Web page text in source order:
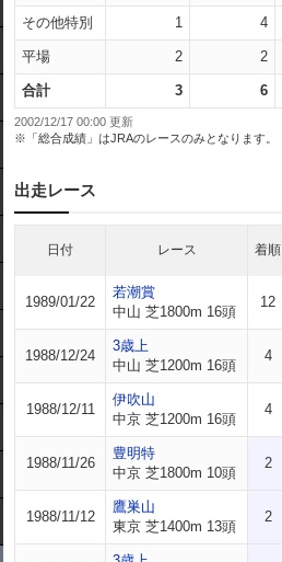
その他特別 1 4
平場 2 2
合計 3 6
2002/12/17 00:00 更新
※「総合成績」はJRAのレースのみとなります。
出走レース
日付 レース 着順
1989/01/22
若潮賞
中山 芝1800m 16頭
12
1988/12/24
3歳上
中山 芝1200m 16頭
4
1988/12/11
伊吹山
中京 芝1200m 16頭
4
1988/11/26
豊明特
中京 芝1800m 10頭
2
1988/11/12
鷹巣山
東京 芝1400m 13頭
2